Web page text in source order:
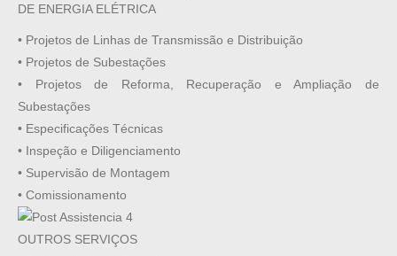
DE ENERGIA ELÉTRICA
• Projetos de Linhas de Transmissão e Distribuição
• Projetos de Subestações
• Projetos de Reforma, Recuperação e Ampliação de
Subestações
• Especificações Técnicas
• Inspeção e Diligenciamento
• Supervisão de Montagem
• Comissionamento
OUTROS SERVIÇOS